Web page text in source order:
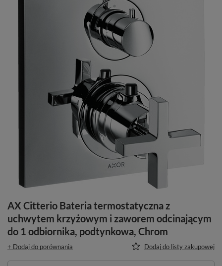
AX Citterio Bateria termostatyczna z
uchwytem krzyżowym i zaworem odcinającym
do 1 odbiornika, podtynkowa, Chrom
+ Dodaj do porównania Dodaj do listy zakupowej